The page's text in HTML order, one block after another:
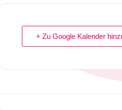
+ Zu Google Kalender